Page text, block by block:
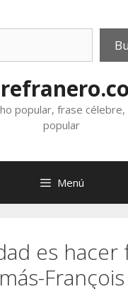
popular, frase
popular
Menú
es hacer